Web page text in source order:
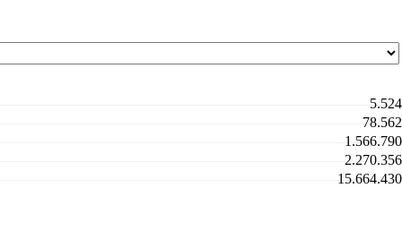
5.524
78.562
1.566.790
2.270.356
15.664.430